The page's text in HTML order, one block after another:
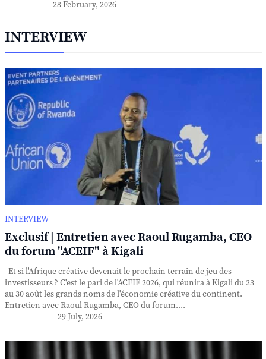
28 February, 2026
INTERVIEW
INTERVIEW
Exclusif | Entretien avec Raoul Rugamba, CEO
du forum "ACEIF" à Kigali
Et si l'Afrique créative devenait le prochain terrain de jeu des
investisseurs ? C'est le pari de l'ACEIF 2026, qui réunira à Kigali du 23
au 30 août les grands noms de l'économie créative du continent.
Entretien avec Raoul Rugamba, CEO du forum....
29 July, 2026